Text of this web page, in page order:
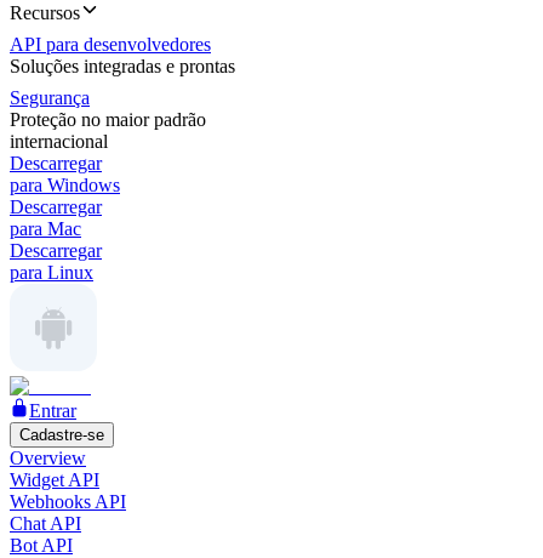
Recursos
API para desenvolvedores
Soluções integradas e prontas
Segurança
Proteção no maior padrão
internacional
Descarregar
para Windows
Descarregar
para Mac
Descarregar
para Linux
Entrar
Cadastre-se
Overview
Widget API
Webhooks API
Chat API
Bot API